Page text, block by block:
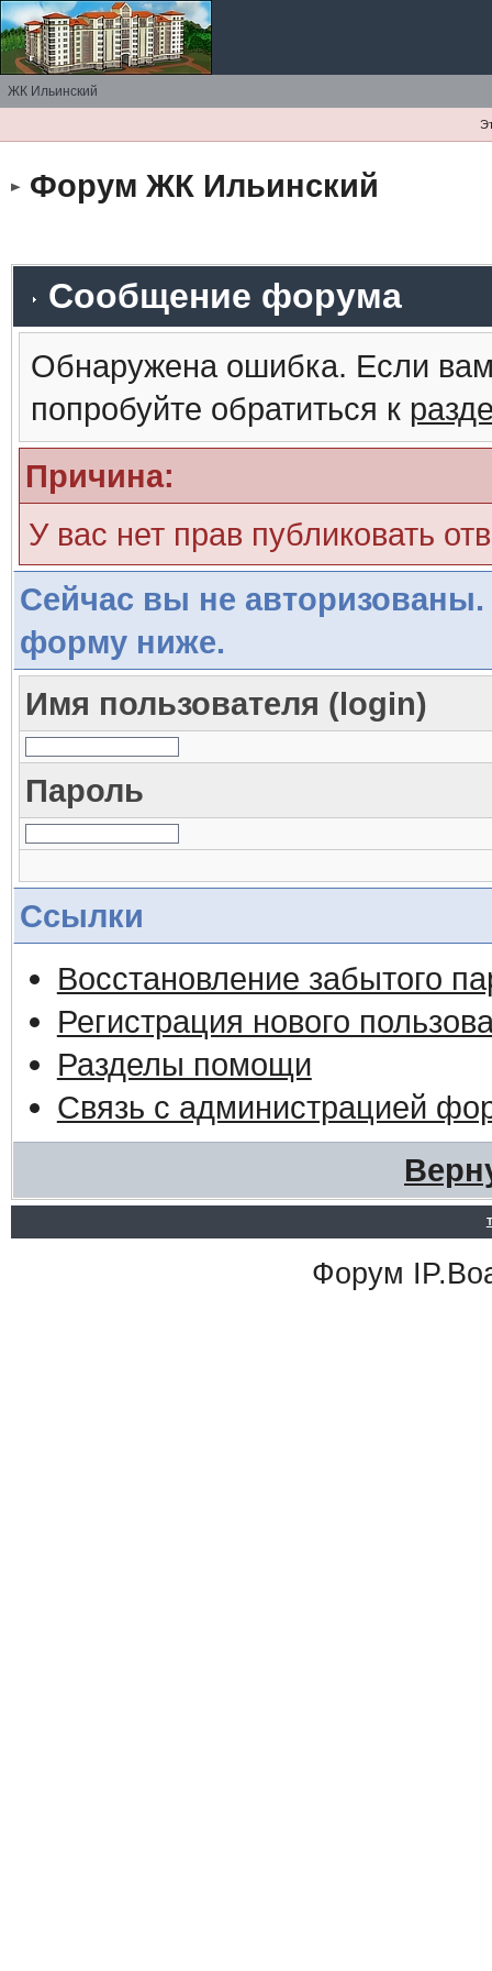
ЖК Ильинский
Форум ЖК Ильинский
Сообщение форума
Обнаружена ошибка. Если
попробуйте обратиться к
Причина:
У вас нет прав публиковать
Сейчас вы не авторизованы.
форму ниже.
Имя пользователя (login)
Пароль
Ссылки
Восстановление забытого
Регистрация нового
Разделы помощи
Связь с администрацией
Форум